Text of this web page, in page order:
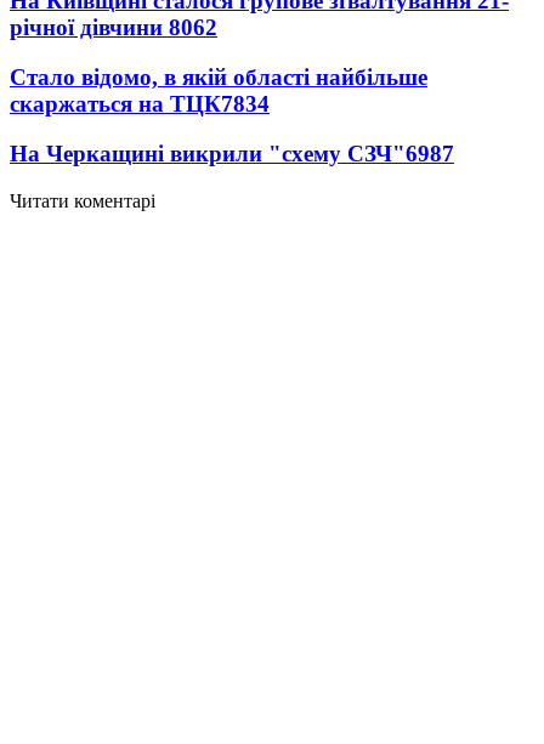
річної дівчини 8062
Стало відомо, в якій області найбільше
скаржаться на ТЦК7834
На Черкащині викрили "схему СЗЧ"6987
Читати коментарі